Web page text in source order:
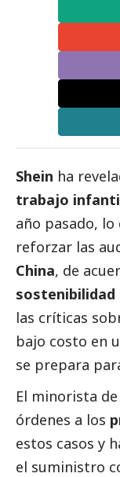
Shein ha
trabajo
año pasado, lo
reforzar las
China, de
sostenibilidad
las críticas
bajo costo en
se prepara
El minorista
órdenes a los
estos casos y
el suministro